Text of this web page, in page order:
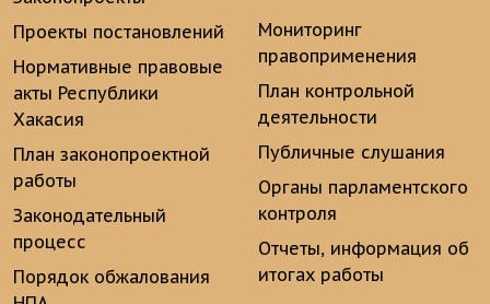
Проекты постановлений
Нормативные правовые
акты Республики
Хакасия
План законопроектной
работы
Законодательный
процесс
Порядок обжалования
Мониторинг
правоприменения
План контрольной
деятельности
Публичные слушания
Органы парламентского
контроля
Отчеты, информация об
итогах работы